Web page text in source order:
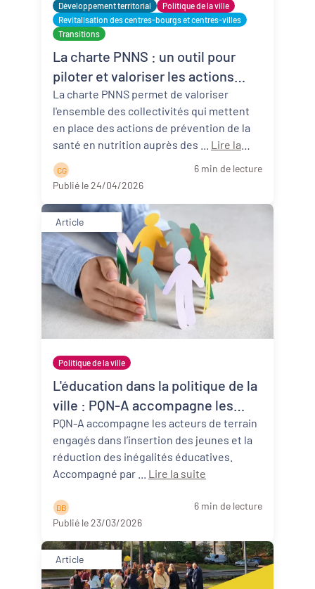
Développement territorial
Politique de la ville
Revitalisation des centres-bourgs et centres-villes
Transitions
La charte PNNS : un outil pour
piloter et valoriser les actions
nutrition santé des collectivités
territoriales
La charte PNNS permet de valoriser
l'ensemble des collectivités qui mettent
en place des actions de prévention de la
Lire la
suite
C G
6 min de lecture
Publié le 24/04/2026
Article
Politique de la ville
L'éducation dans la politique de la
ville : PQN-A accompagne les
acteurs de la réussite éducative
en quartiers prioritaires
PQN-A accompagne les acteurs de terrain
engagés dans l’insertion des jeunes et la
réduction des inégalités éducatives.
Lire la suite
D B
6 min de lecture
Publié le 23/03/2026
Article